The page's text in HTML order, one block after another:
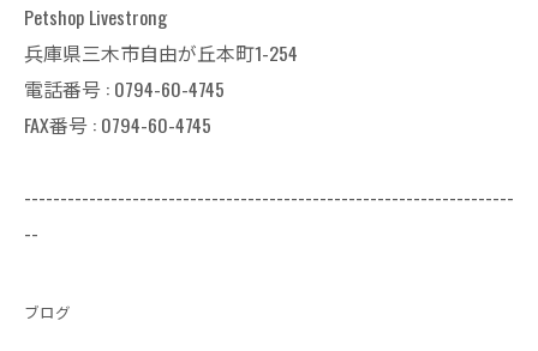
Petshop Livestrong
兵庫県三木市自由が丘本町1-254
電話番号 : 0794-60-4745
FAX番号 : 0794-60-4745
--------------------------------------------------------------------
--
ブログ